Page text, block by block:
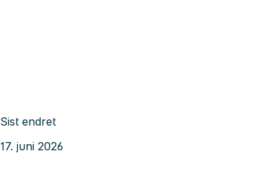
Sist endret
17. juni 2026